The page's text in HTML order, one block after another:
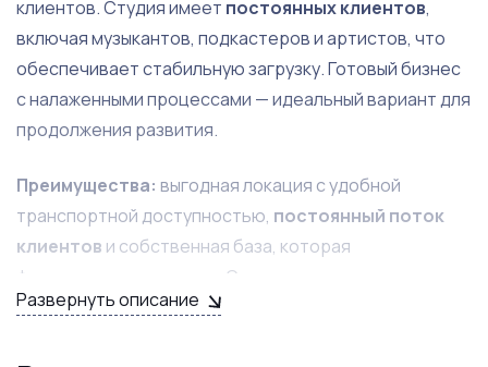
клиентов. Студия имеет постоянных клиентов,
включая музыкантов, подкастеров и артистов, что
обеспечивает стабильную загрузку. Готовый бизнес
с налаженными процессами — идеальный вариант для
продолжения развития.
Преимущества: выгодная локация с удобной
транспортной доступностью, постоянный поток
клиентов и собственная база, которая
формировалась годами. Студия известна в
профессиональных кругах, что гарантирует доверие
Развернуть описание